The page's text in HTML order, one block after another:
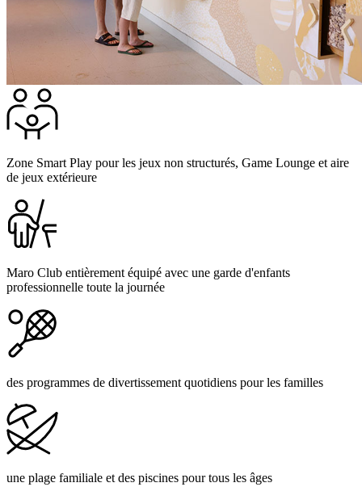
Zone Smart Play pour les jeux non structurés, Game Lounge et aire
de jeux extérieure
Maro Club entièrement équipé avec une garde d'enfants
professionnelle toute la journée
des programmes de divertissement quotidiens pour les familles
une plage familiale et des piscines pour tous les âges